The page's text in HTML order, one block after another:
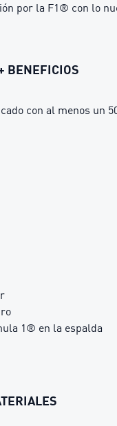
por la F1® con lo
BENEFICIOS
con al menos un
1® en la espalda